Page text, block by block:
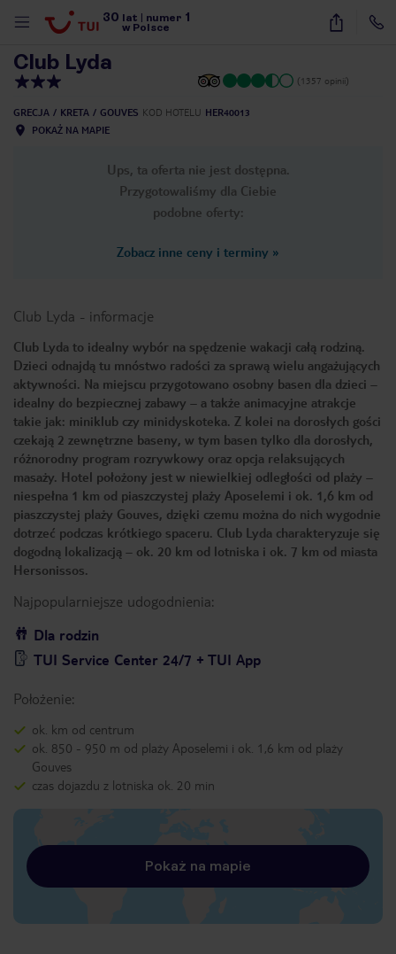
30 lat numer 1
w Polsce
23
Club Lyda
(1357 opinii)
GRECJA KRETA GOUVES KOD HOTELU HER40013
POKAŻ NA MAPIE
Ups, ta oferta nie jest dostępna.
Przygotowaliśmy dla Ciebie
podobne oferty:
Zobacz inne ceny i terminy »
Club Lyda - informacje
Club Lyda to idealny wybór na spędzenie wakacji całą rodziną.
Dzieci odnajdą tu mnóstwo radości za sprawą wielu angażujących
aktywności. Na miejscu przygotowano osobny basen dla dzieci –
idealny do bezpiecznej zabawy – a także animacyjne atrakcje
takie jak: miniklub czy minidyskoteka. Z kolei na dorosłych gości
czekają 2 zewnętrzne baseny, w tym basen tylko dla dorosłych,
różnorodny program rozrywkowy oraz opcja relaksujących
masaży. Hotel położony jest w niewielkiej odległości od plaży –
niespełna 1 km od piaszczystej plaży Aposelemi i ok. 1,6 km od
piaszczystej plaży Gouves, dzięki czemu można do nich wygodnie
dotrzeć podczas krótkiego spaceru. Club Lyda charakteryzuje się
dogodną lokalizacją – ok. 20 km od lotniska i ok. 7 km od miasta
Hersonissos.
Najpopularniejsze udogodnienia:
Dla rodzin
TUI Service Center 24/7 + TUI App
Położenie:
ok. km od centrum
ok. 850 - 950 m od plaży Aposelemi i ok. 1,6 km od plaży
Gouves
czas dojazdu z lotniska ok. 20 min
Pokaż na mapie